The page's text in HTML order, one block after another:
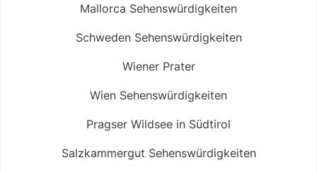
Mallorca Sehenswürdigkeiten
Schweden Sehenswürdigkeiten
Wiener Prater
Wien Sehenswürdigkeiten
Pragser Wildsee in Südtirol
Salzkammergut Sehenswürdigkeiten